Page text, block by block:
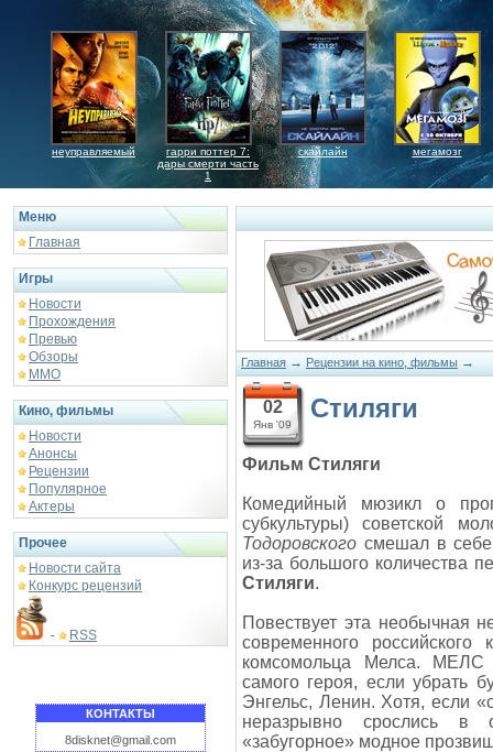
неуправляемый
гарри поттер 7:
дары смерти часть
1
скайлайн мегамозг
Меню
Главная
Игры
Новости
Прохождения
Превью
Обзоры
ММО
Кино, фильмы
Новости
Анонсы
Рецензии
Популярное
Актеры
Прочее
Новости сайта
Конкурс рецензий
- RSS
КОНТАКТЫ
8disknet@gmail.com
Главная → Рецензии на кино, фильмы →
02
Янв '09
Стиляги
Фильм Стиляги
Комедийный мюзикл о
субкультуры) советской
Тодоровского смешал в
из-за большого количества
Стиляги.
Повествует эта необычная
современного
комсомольца Мелса. МЕЛС
самого героя, если убрать
Энгельс, Ленин. Хотя, если
неразрывно срослись в
«забугорное» модное